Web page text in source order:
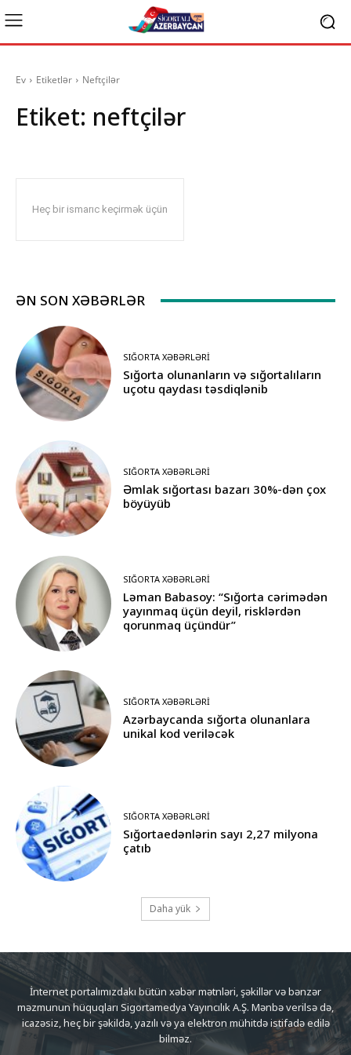
Ev Etiketlər Neftçilər
Etiket: neftçilər
Heç bir ismarıc keçirmək üçün
ƏN SON XƏBƏRLƏR
SIĞORTA XƏBƏRLƏRI
Sığorta olunanların və sığortalıların
uçotu qaydası təsdiqlənib
SIĞORTA XƏBƏRLƏRI
Əmlak sığortası bazarı 30%-dən çox
böyüyüb
SIĞORTA XƏBƏRLƏRI
Ləman Babasoy: “Sığorta cərimədən
yayınmaq üçün deyil, risklərdən
qorunmaq üçündür”
SIĞORTA XƏBƏRLƏRI
Azərbaycanda sığorta olunanlara
unikal kod veriləcək
SIĞORTA XƏBƏRLƏRI
Sığortaedənlərin sayı 2,27 milyona
çatıb
Daha yük
İnternet portalımızdakı bütün xəbər mətnləri, şəkillər və bənzər
məzmunun hüquqları Sigortamedya Yayıncılık A.Ş. Mənbə verilsə də,
icazəsiz, heç bir şəkildə, yazılı və ya elektron mühitdə istifadə edilə
bilməz.